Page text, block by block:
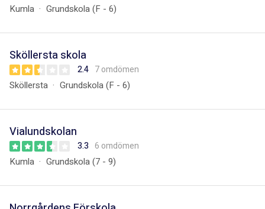
Kumla Grundskola (F - 6)
Sköllersta skola
2.4 7 omdömen
Sköllersta Grundskola (F - 6)
Vialundskolan
3.3 6 omdömen
Kumla Grundskola (7 - 9)